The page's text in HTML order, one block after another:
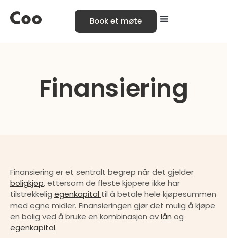
Book et møte
Finansiering
boligkjøp, ettersom de fleste kjøpere ikke har
tilstrekkelig egenkapital til å betale hele kjøpesummen
med egne midler. Finansieringen gjør det mulig å kjøpe
en bolig ved å bruke en kombinasjon av lån
egenkapital.